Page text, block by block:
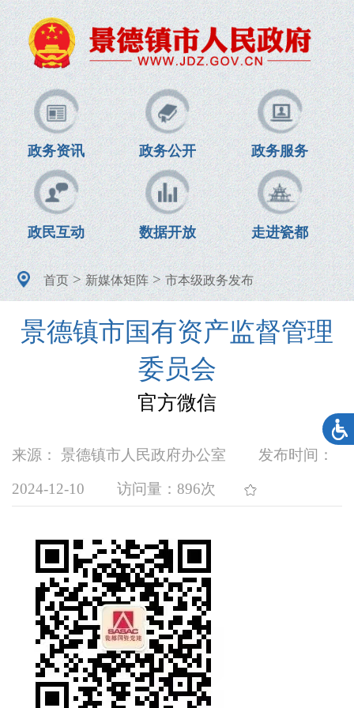
政务资讯 政务公开 政务服务
政民互动 数据开放 走进瓷都
首页>新媒体矩阵>市本级政务发布
景德镇市国有资产监督管理
委员会
官方微信
来源： 景德镇市人民政府办公室 发布时间：
2024-12-10 访问量： 896次